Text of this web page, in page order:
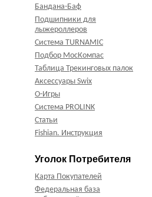
Бандана-Баф
Подшипники для
лыжероллеров
Система TURNAMIC
Подбор МосКомпас
Таблица Трекинговых палок
Аксессуары Swix
О-Игры
Система PROLINK
Статьи
Fishian. Инструкция
Уголок Потребителя
Карта Покупателей
Федеральная база